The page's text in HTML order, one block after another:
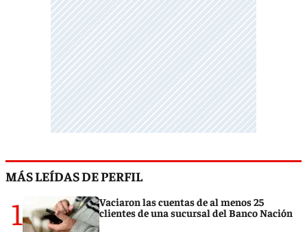
MÁS LEÍDAS DE PERFIL
1
Vaciaron las cuentas de al menos 25
clientes de una sucursal del Banco Nación